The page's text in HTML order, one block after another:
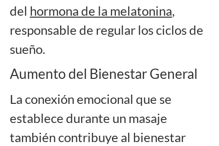
del hormona de la melatonina,
responsable de regular los ciclos de
sueño.
Aumento del Bienestar General
La conexión emocional que se
establece durante un masaje
también contribuye al bienestar